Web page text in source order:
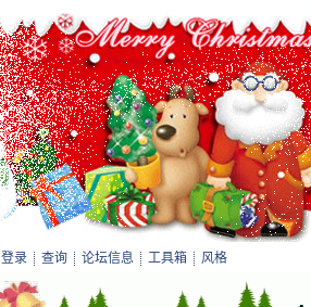
登录 查询 论坛信息 工具箱 风格